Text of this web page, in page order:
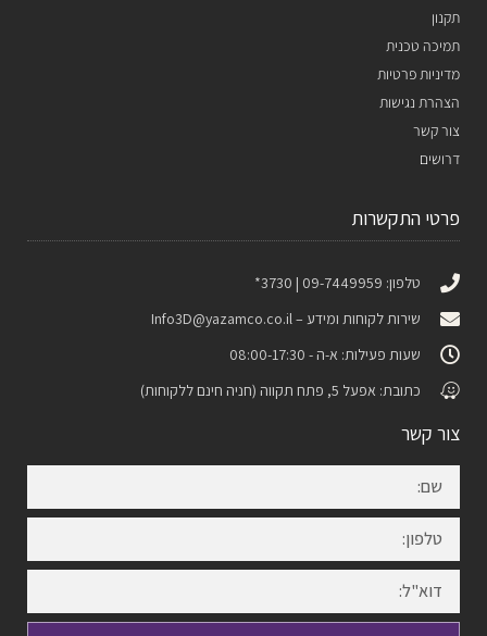
תקנון
תמיכה טכנית
מדיניות פרטיות
הצהרת נגישות
צור קשר
דרושים
פרטי התקשרות
טלפון: 09-7449959 | 3730*
שירות לקוחות ומידע – Info3D@yazamco.co.il
שעות פעילות: א-ה - 08:00-17:30
כתובת: אפעל 5, פתח תקווה (חניה חינם ללקוחות)
צור קשר